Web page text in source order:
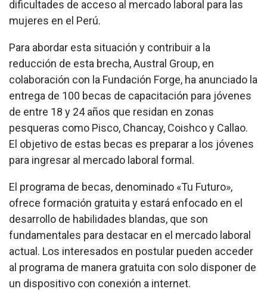
dificultades de acceso al mercado laboral para las
mujeres en el Perú.
Para abordar esta situación y contribuir a la
reducción de esta brecha, Austral Group, en
colaboración con la Fundación Forge, ha anunciado la
entrega de 100 becas de capacitación para jóvenes
de entre 18 y 24 años que residan en zonas
pesqueras como Pisco, Chancay, Coishco y Callao.
El objetivo de estas becas es preparar a los jóvenes
para ingresar al mercado laboral formal.
El programa de becas, denominado «Tu Futuro»,
ofrece formación gratuita y estará enfocado en el
desarrollo de habilidades blandas, que son
fundamentales para destacar en el mercado laboral
actual. Los interesados en postular pueden acceder
al programa de manera gratuita con solo disponer de
un dispositivo con conexión a internet.